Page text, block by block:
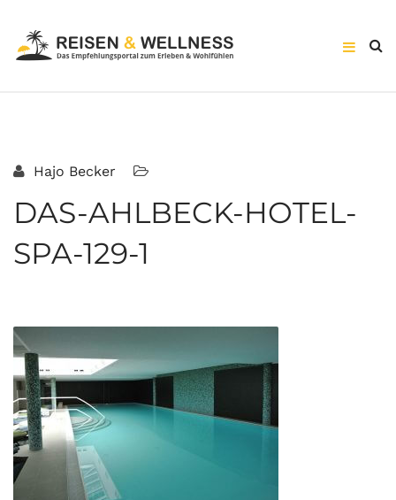
Hajo Becker
DAS-AHLBECK-HOTEL-
SPA-129-1